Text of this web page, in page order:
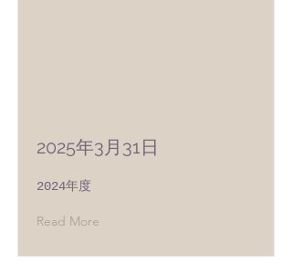
2025年3月31日
2024年度
Read More